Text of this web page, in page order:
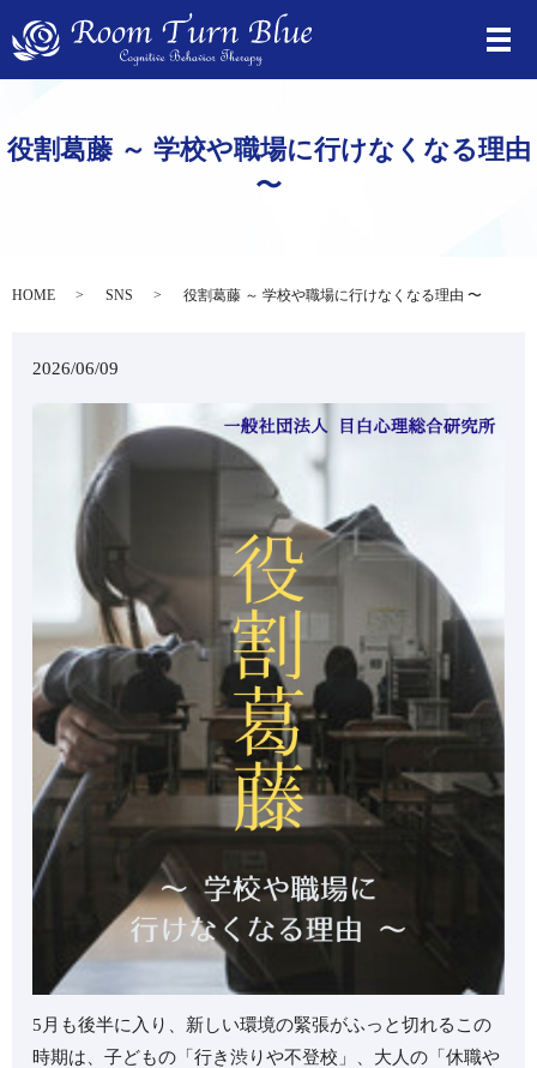
役割葛藤 ～ 学校や職場に行けなくなる理由
〜
HOME SNS 役割葛藤 ～ 学校や職場に行けなくなる理由 〜
2026/06/09
5月も後半に入り、新しい環境の緊張がふっと切れるこの
時期は、子どもの「行き渋りや不登校」、大人の「休職や